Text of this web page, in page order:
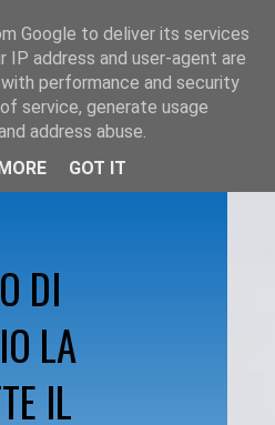
DI
LA
IL
Google to deliver its services
IP address and user-agent are
performance and security
service, generate usage
address abuse.
GOT IT